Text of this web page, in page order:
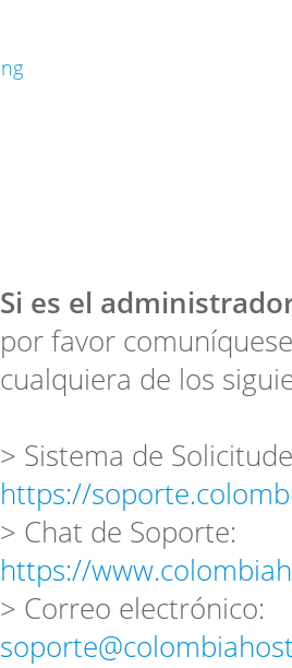
Si es el
por favor
cualquiera de los
> Sistema de
https://
> Chat de Soporte:
https://
> Correo electrónico: